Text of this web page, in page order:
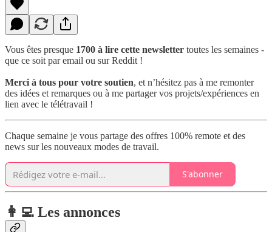
Vous êtes presque 1700 à lire cette newsletter toutes les semaines -
que ce soit par email ou sur Reddit !
Merci à tous pour votre soutien, et n’hésitez pas à me remonter
des idées et remarques ou à me partager vos projets/expériences en
lien avec le télétravail !
Chaque semaine je vous partage des offres 100% remote et des
news sur les nouveaux modes de travail.
S'abonner
👩‍💻 Les annonces